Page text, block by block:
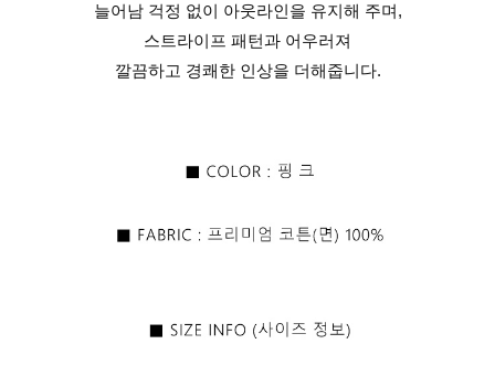
늘어남 걱정 없이 아웃라인을 유지해 주며,
스트라이프 패턴과 어우러져